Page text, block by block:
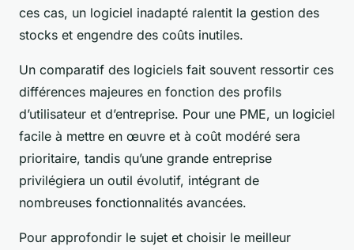
ces cas, un logiciel inadapté ralentit la gestion des
stocks et engendre des coûts inutiles.
Un comparatif des logiciels fait souvent ressortir ces
différences majeures en fonction des profils
d’utilisateur et d’entreprise. Pour une PME, un logiciel
facile à mettre en œuvre et à coût modéré sera
prioritaire, tandis qu’une grande entreprise
privilégiera un outil évolutif, intégrant de
nombreuses fonctionnalités avancées.
Pour approfondir le sujet et choisir le meilleur